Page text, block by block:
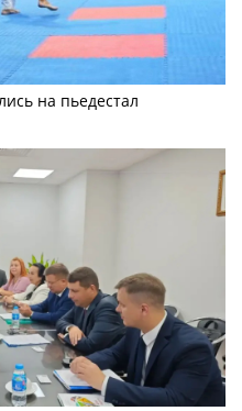
на пьедестал